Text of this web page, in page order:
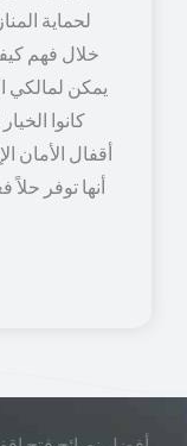
لحماية
خلال فهم
يمكن لمالكي
كانوا
أقفال الأمان
أنها توفر حلاً